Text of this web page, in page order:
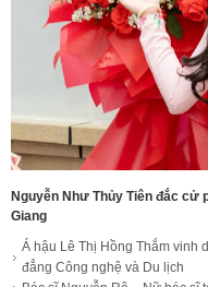
Nguyễn Như Thủy Tiên đắc cử
Giang
Á hậu Lê Thị Hồng Thắm vinh
đẳng Công nghệ và Du lịch